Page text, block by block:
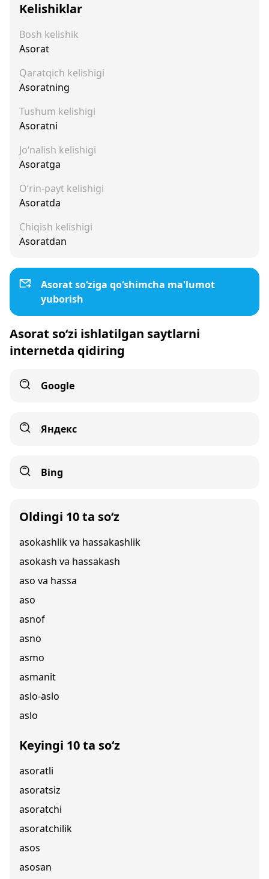
Kelishiklar
Bosh kelishik
Asorat
Qaratqich kelishigi
Asoratning
Tushum kelishigi
Asoratni
Jo‘nalish kelishigi
Asoratga
O‘rin-payt kelishigi
Asoratda
Chiqish kelishigi
Asoratdan
Asorat so‘ziga qo‘shimcha ma'lumot
yuborish
Asorat so‘zi ishlatilgan saytlarni
internetda qidiring
Google
Яндекс
Bing
Oldingi 10 ta so‘z
asokashlik va hassakashlik
asokash va hassakash
aso va hassa
aso
asnof
asno
asmo
asmanit
aslo-aslo
aslo
Keyingi 10 ta so‘z
asoratli
asoratsiz
asoratchi
asoratchilik
asos
asosan